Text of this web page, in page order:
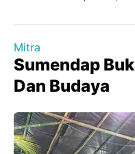
Mitra
Sumendap
Dan Budaya